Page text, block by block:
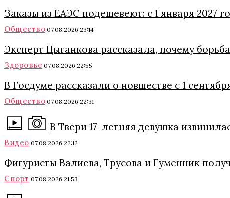
Заказы из ЕАЭС подешевеют: с 1 января 2027
Общество 07.08.2026 23:14
Эксперт Цыганкова рассказала, почему
Здоровье 07.08.2026 22:55
В Госдуме рассказали о новшестве с 1
Общество 07.08.2026 22:31
В Твери 17-летняя девушка
Видео 07.08.2026 22:12
Фигуристы Валиева, Трусова и Гуменник
Спорт 07.08.2026 21:53